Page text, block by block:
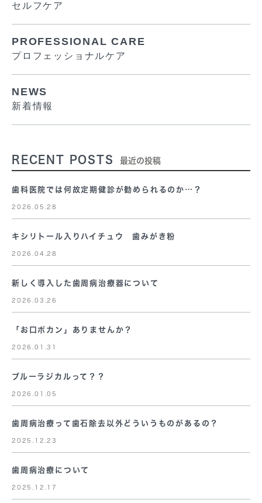
セルフケア
PROFESSIONAL CARE
プロフェッショナルケア
NEWS
新着情報
RECENT POSTS 最近の投稿
歯科医院では何故定期健診が勧められるのか…？
2026.05.28
キシリトール入りハイチュウ 歯みがき粉
2026.04.28
新しく導入した歯周病治療器について
2026.03.26
「お口ポカン」ありませんか？
2026.01.31
ブルーラジカルって？？
2026.01.05
歯周病治療って歯石除去以外どういうものがあるの？
2025.12.23
歯周病治療について
2025.12.17